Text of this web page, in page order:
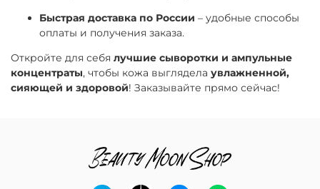
Быстрая доставка по России – удобные способы
оплаты и получения заказа.
Откройте для себя лучшие сыворотки и ампульные
концентраты, чтобы кожа выглядела увлажненной,
сияющей и здоровой! Заказывайте прямо сейчас!